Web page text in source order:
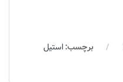
برچسب:استیل